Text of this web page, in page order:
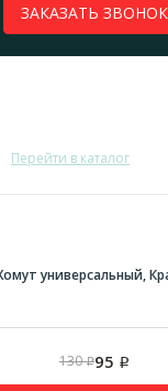
ЗАКАЗАТЬ ЗВОНОК
Перейти в каталог
универсальный,
130Р95 Р